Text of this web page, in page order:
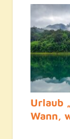
Urlaub
Wann,